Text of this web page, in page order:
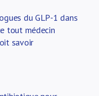
du GLP-1 dans
tout médecin
savoir